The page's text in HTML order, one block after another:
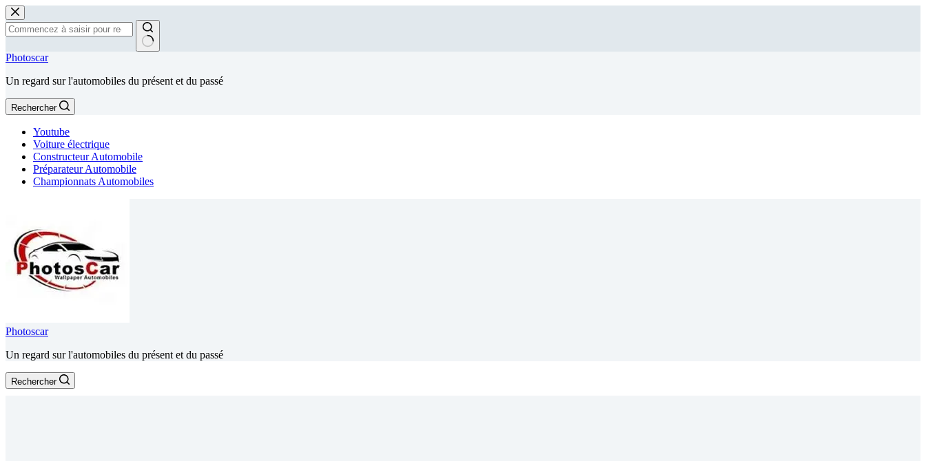
Passer
au
contenu
Aucun
Photoscar
Un regard sur l'automobiles du présent et du passé
Rechercher
Youtube
Voiture électrique
Constructeur Automobile
Préparateur Automobile
Championnats Automobiles
Photoscar
Un regard sur l'automobiles du présent et du passé
Rechercher